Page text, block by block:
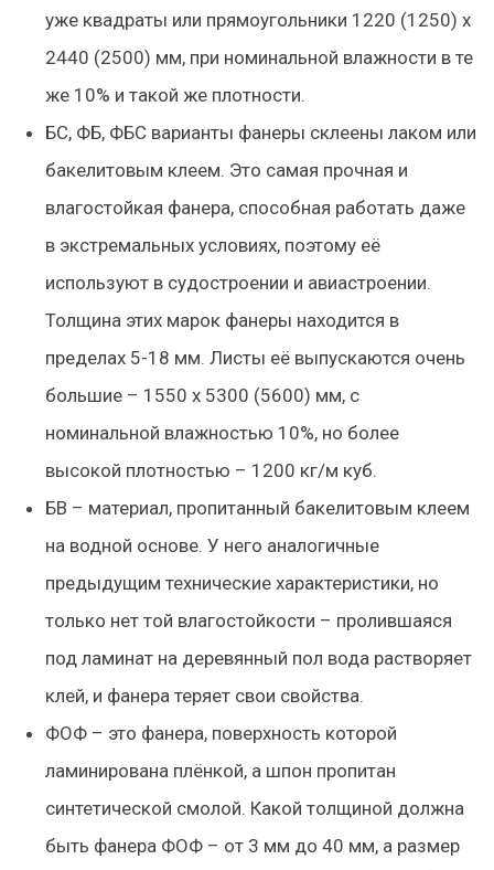
уже квадраты или прямоугольники 1220 (1250) х
2440 (2500) мм, при номинальной влажности в те
же 10% и такой же плотности.
БС, ФБ, ФБС варианты фанеры склеены лаком или
бакелитовым клеем. Это самая прочная и
влагостойкая фанера, способная работать даже
в экстремальных условиях, поэтому её
используют в судостроении и авиастроении.
Толщина этих марок фанеры находится в
пределах 5-18 мм. Листы её выпускаются очень
большие – 1550 х 5300 (5600) мм, с
номинальной влажностью 10%, но более
высокой плотностью – 1200 кг/м куб.
БВ – материал, пропитанный бакелитовым клеем
на водной основе. У него аналогичные
предыдущим технические характеристики, но
только нет той влагостойкости – пролившаяся
под ламинат на деревянный пол вода растворяет
клей, и фанера теряет свои свойства.
ФОФ – это фанера, поверхность которой
ламинирована плёнкой, а шпон пропитан
синтетической смолой. Какой толщиной должна
быть фанера ФОФ – от 3 мм до 40 мм, а размер